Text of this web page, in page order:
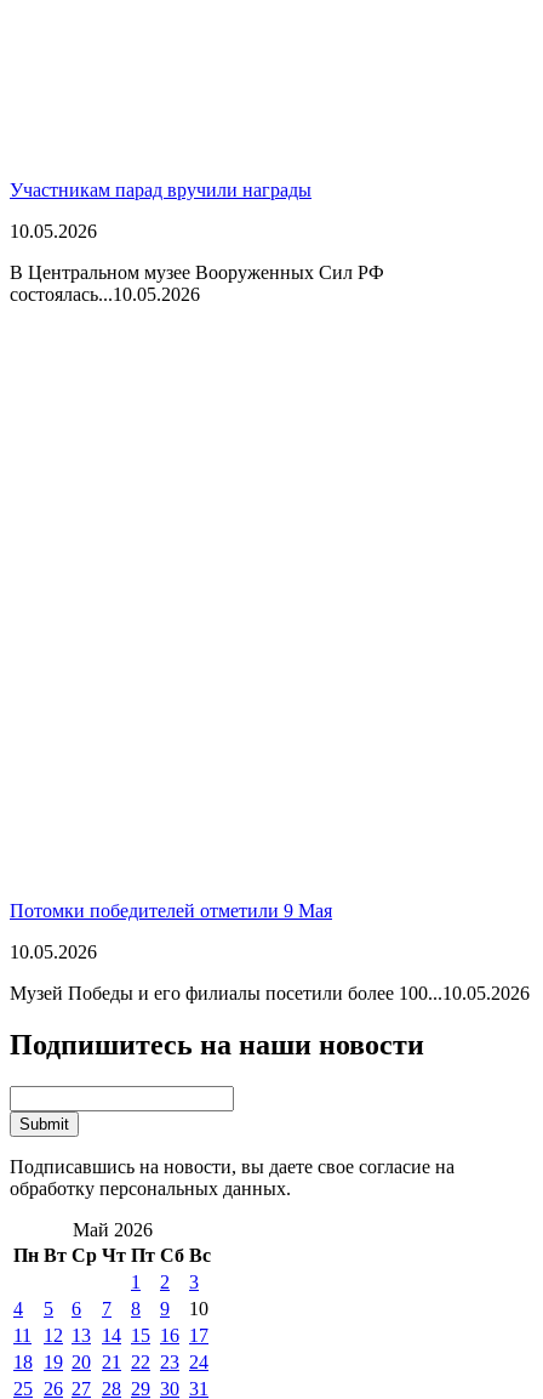
Участникам парад вручили награды
10.05.2026
В Центральном музее Вооруженных Сил РФ
состоялась...10.05.2026
Потомки победителей отметили 9 Мая
10.05.2026
Музей Победы и его филиалы посетили более 100...10.05.2026
Подпишитесь на наши новости
Подписавшись на новости, вы даете свое согласие на
обработку персональных данных.
Май 2026
Пн Вт Ср Чт Пт Сб Вс
1
2
3
4
5 6 7 8 9
10
11
12 13 14 15 16 17
18 19 20 21 22 23 24
25 26 27 28 29 30 31